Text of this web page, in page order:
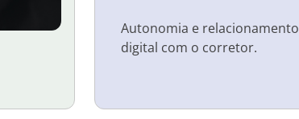
Autonomia e relacionamento
digital com o corretor.